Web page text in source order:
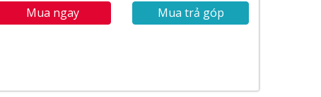
Mua ngay Mua trả góp